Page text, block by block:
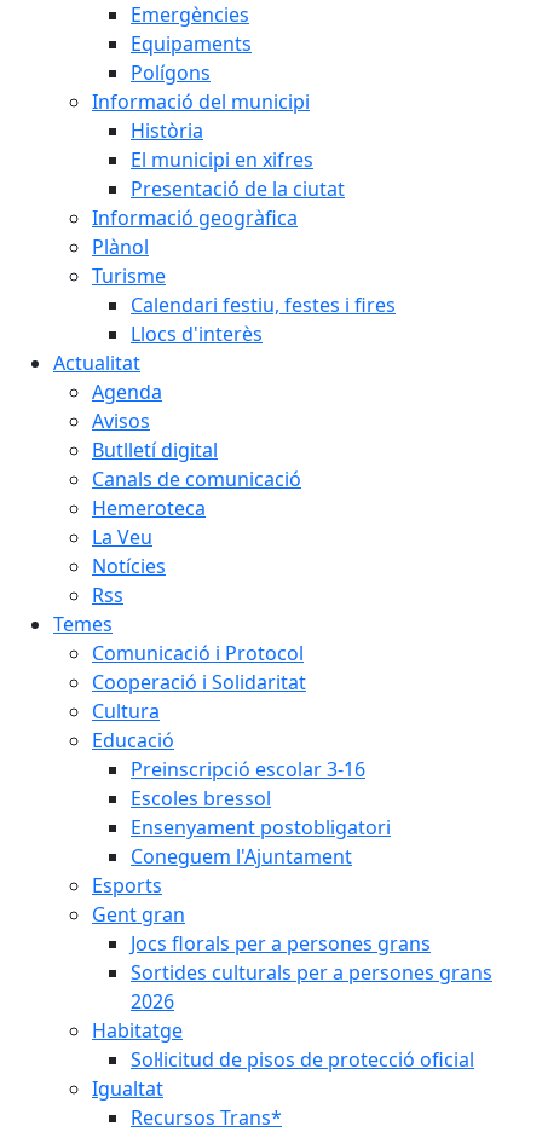
Emergències
Equipaments
Polígons
Informació del municipi
Història
El municipi en xifres
Presentació de la ciutat
Informació geogràfica
Plànol
Turisme
Calendari festiu, festes i fires
Llocs d'interès
Actualitat
Agenda
Avisos
Butlletí digital
Canals de comunicació
Hemeroteca
La Veu
Notícies
Rss
Temes
Comunicació i Protocol
Cooperació i Solidaritat
Cultura
Educació
Preinscripció escolar 3-16
Escoles bressol
Ensenyament postobligatori
Coneguem l'Ajuntament
Esports
Gent gran
Jocs florals per a persones grans
Sortides culturals per a persones grans
2026
Habitatge
Sol·licitud de pisos de protecció oficial
Igualtat
Recursos Trans*